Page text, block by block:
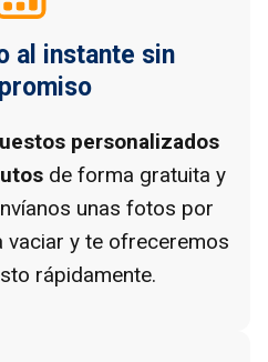
al instante sin
personalizados
de forma gratuita y
unas fotos por
vaciar y te ofreceremos
rápidamente.